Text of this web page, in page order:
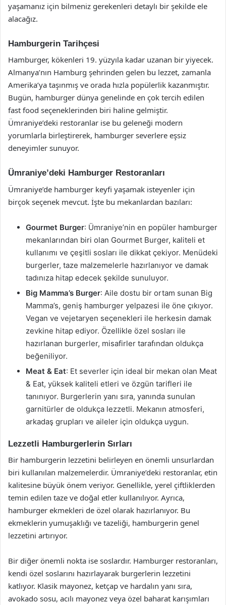
yaşamanız için bilmeniz gerekenleri detaylı bir şekilde ele
alacağız.
Hamburgerin Tarihçesi
Hamburger, kökenleri 19. yüzyıla kadar uzanan bir yiyecek.
Almanya’nın Hamburg şehrinden gelen bu lezzet, zamanla
Amerika’ya taşınmış ve orada hızla popülerlik kazanmıştır.
Bugün, hamburger dünya genelinde en çok tercih edilen
fast food seçeneklerinden biri haline gelmiştir.
Ümraniye’deki restoranlar ise bu geleneği modern
yorumlarla birleştirerek, hamburger severlere eşsiz
deneyimler sunuyor.
Ümraniye’deki Hamburger Restoranları
Ümraniye’de hamburger keyfi yaşamak isteyenler için
birçok seçenek mevcut. İşte bu mekanlardan bazıları:
Gourmet Burger: Ümraniye’nin en popüler hamburger
mekanlarından biri olan Gourmet Burger, kaliteli et
kullanımı ve çeşitli sosları ile dikkat çekiyor. Menüdeki
burgerler, taze malzemelerle hazırlanıyor ve damak
tadınıza hitap edecek şekilde sunuluyor.
Big Mamma’s Burger: Aile dostu bir ortam sunan Big
Mamma’s, geniş hamburger yelpazesi ile öne çıkıyor.
Vegan ve vejetaryen seçenekleri ile herkesin damak
zevkine hitap ediyor. Özellikle özel sosları ile
hazırlanan burgerler, misafirler tarafından oldukça
beğeniliyor.
Meat & Eat: Et severler için ideal bir mekan olan Meat
& Eat, yüksek kaliteli etleri ve özgün tarifleri ile
tanınıyor. Burgerlerin yanı sıra, yanında sunulan
garnitürler de oldukça lezzetli. Mekanın atmosferi,
arkadaş grupları ve aileler için oldukça uygun.
Lezzetli Hamburgerlerin Sırları
Bir hamburgerin lezzetini belirleyen en önemli unsurlardan
biri kullanılan malzemelerdir. Ümraniye’deki restoranlar, etin
kalitesine büyük önem veriyor. Genellikle, yerel çiftliklerden
temin edilen taze ve doğal etler kullanılıyor. Ayrıca,
hamburger ekmekleri de özel olarak hazırlanıyor. Bu
ekmeklerin yumuşaklığı ve tazeliği, hamburgerin genel
lezzetini artırıyor.
Bir diğer önemli nokta ise soslardır. Hamburger restoranları,
kendi özel soslarını hazırlayarak burgerlerin lezzetini
katlıyor. Klasik mayonez, ketçap ve hardalın yanı sıra,
avokado sosu, acılı mayonez veya özel baharat karışımları